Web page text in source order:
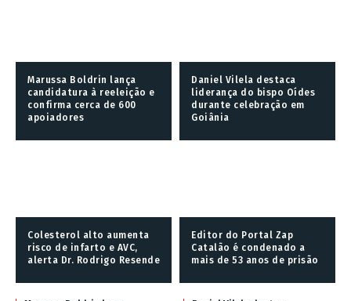
Marussa Boldrin lança
candidatura à reeleição e
confirma cerca de 600
apoiadores
Daniel Vilela destaca
liderança do bispo Oídes
durante celebração em
Goiânia
Colesterol alto aumenta
risco de infarto e AVC,
alerta Dr. Rodrigo Resende
Editor do Portal Zap
Catalão é condenado a
mais de 53 anos de prisão